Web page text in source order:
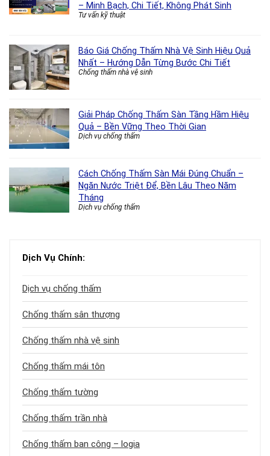
– Minh Bạch, Chi Tiết, Không Phát Sinh
Tư vấn kỹ thuật
Báo Giá Chống Thấm Nhà Vệ Sinh Hiệu Quả
Nhất – Hướng Dẫn Từng Bước Chi Tiết
Chống thấm nhà vệ sinh
Giải Pháp Chống Thấm Sàn Tầng Hầm Hiệu
Quả – Bền Vững Theo Thời Gian
Dịch vụ chống thấm
Cách Chống Thấm Sàn Mái Đúng Chuẩn –
Ngăn Nước Triệt Để, Bền Lâu Theo Năm
Tháng
Dịch vụ chống thấm
Dịch Vụ Chính:
Dịch vụ chống thấm
Chống thấm sân thượng
Chống thấm nhà vệ sinh
Chống thấm mái tôn
Chống thấm tường
Chống thấm trần nhà
Chống thấm ban công – logia